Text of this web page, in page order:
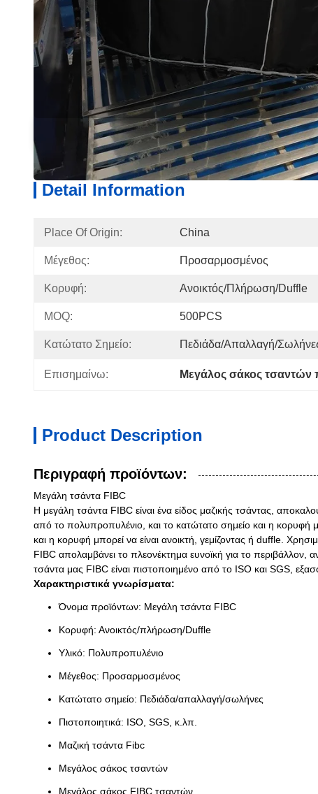
Detail Information
Detail Information
Place Of Origin: China
Μέγεθος: Προσαρμοσμένος
Κορυφή: Ανοικτός/πλήρωση/Duffle
MOQ: 500PCS
Κατώτατο Σημείο: Πεδιάδα/απαλλαγή/
Επισημαίνω: Μεγάλος σάκος τσαντών
Product Description
Περιγραφή προϊόντων:
Μεγάλη τσάντα FIBC
Η μεγάλη τσάντα FIBC είναι ένα είδος μαζικής τσάντας,
από το πολυπροπυλένιο, και το κατώτατο σημείο και η κορυφή
και η κορυφή μπορεί να είναι ανοικτή, γεμίζοντας ή duffle.
FIBC απολαμβάνει το πλεονέκτημα ευνοϊκή για το περιβάλλον,
τσάντα μας FIBC είναι πιστοποιημένο από το ISO και SGS,
Χαρακτηριστικά γνωρίσματα:
Όνομα προϊόντων: Μεγάλη τσάντα FIBC
Κορυφή: Ανοικτός/πλήρωση/Duffle
Υλικό: Πολυπροπυλένιο
Μέγεθος: Προσαρμοσμένος
Κατώτατο σημείο: Πεδιάδα/απαλλαγή/σωλήνες
Πιστοποιητικά: ISO, SGS, κ.λπ.
Μαζική τσάντα Fibc
Μεγάλος σάκος τσαντών
Μεγάλος σάκος FIBC τσαντών